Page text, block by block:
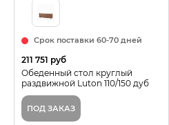
Срок поставки 60-70 дней
211 751 руб
Обеденный стол круглый
раздвижной Luton 110/150 дуб
патина / белый матовый
ПОД ЗАКАЗ